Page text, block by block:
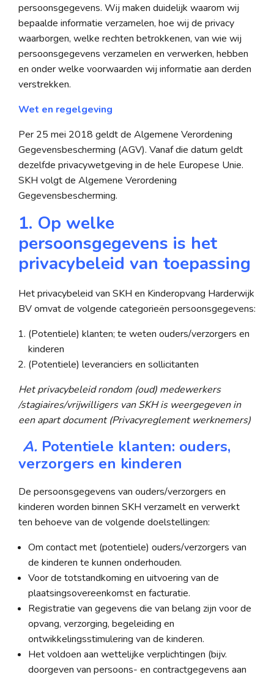
persoonsgegevens. Wij maken duidelijk waarom wij
bepaalde informatie verzamelen, hoe wij de privacy
waarborgen, welke rechten betrokkenen, van wie wij
persoonsgegevens verzamelen en verwerken, hebben
en onder welke voorwaarden wij informatie aan derden
verstrekken.
Wet en regelgeving
Per 25 mei 2018 geldt de Algemene Verordening
Gegevensbescherming (AGV). Vanaf die datum geldt
dezelfde privacywetgeving in de hele Europese Unie.
SKH volgt de Algemene Verordening
Gegevensbescherming.
1. Op welke
persoonsgegevens is het
privacybeleid van toepassing
Het privacybeleid van SKH en Kinderopvang Harderwijk
BV omvat de volgende categorieën persoonsgegevens:
(Potentiele) klanten; te weten ouders/verzorgers en
kinderen
(Potentiele) leveranciers en sollicitanten
Het privacybeleid rondom (oud) medewerkers
/stagiaires/vrijwilligers van SKH is weergegeven in
een apart document (Privacyreglement werknemers)
A. Potentiele klanten: ouders,
verzorgers en kinderen
De persoonsgegevens van ouders/verzorgers en
kinderen worden binnen SKH verzamelt en verwerkt
ten behoeve van de volgende doelstellingen:
Om contact met (potentiele) ouders/verzorgers van
de kinderen te kunnen onderhouden.
Voor de totstandkoming en uitvoering van de
plaatsingsovereenkomst en facturatie.
Registratie van gegevens die van belang zijn voor de
opvang, verzorging, begeleiding en
ontwikkelingsstimulering van de kinderen.
Het voldoen aan wettelijke verplichtingen (bijv.
doorgeven van persoons- en contractgegevens aan